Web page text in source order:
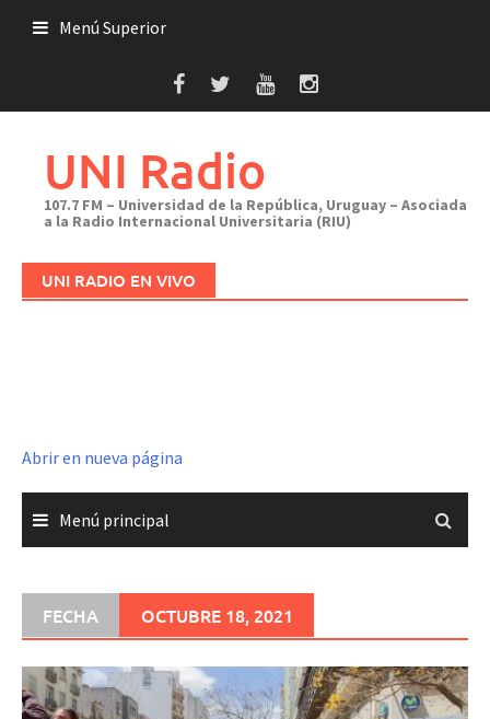
Menú Superior
UNI Radio
107.7 FM – Universidad de la República, Uruguay – Asociada
a la Radio Internacional Universitaria (RIU)
UNI RADIO EN VIVO
Abrir en nueva página
Menú principal
FECHA OCTUBRE 18, 2021